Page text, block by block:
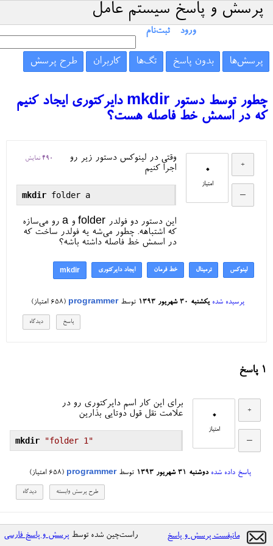
پرسش و پاسخ سیستم عامل
ورود ثبت‌نام
پرسش‌ها بدون پاسخ تگ‌ها کاربران طرح پرسش
چطور توسط دستور mkdir دایرکتوری ایجاد کنیم
که در اسمش خط فاصله هست؟
0
امتیاز
490 نمایش
وقتی در لینوکس دستور زیر رو
اجرا کنیم
mkdir
این دستور دو فولدر folder و a رو می‌سازه
که اشتباهه. چطور می‌شه یه فولدر ساخت که
در اسمش خط فاصله داشته باشه؟
لینوکس ترمینال خط فرمان ایجاد دایرکتوری mkdir
پرسیده شده یکشنبه ۳۰ شهریور ۱۳۹۳ توسطprogrammer
(
658 امتیاز)
1 پاسخ
0
امتیاز
برای این کار اسم دایرکتوری رو در
علامت نقل قول دوتایی بذارین
mkdir "folder 1"
پاسخ داده شده دوشنبه ۳۱ شهریور ۱۳۹۳ توسطprogrammer
(
658 امتیاز)
مانیفست پرسش و پاسخ راست‌چین شده توسط پرسش و پاسخ فارسی